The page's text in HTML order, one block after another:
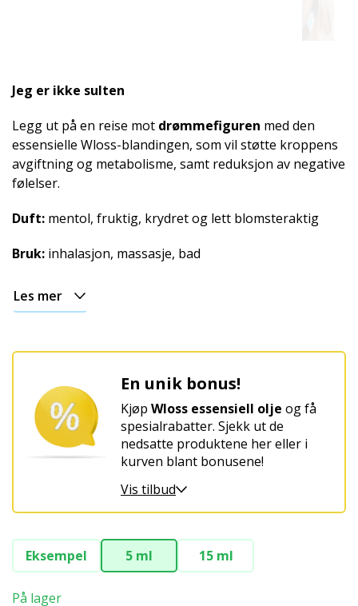
Jeg er ikke sulten
Legg ut på en reise mot drømmefiguren med den
essensielle Wloss-blandingen, som vil støtte kroppens
avgiftning og metabolisme, samt reduksjon av negative
følelser.
Duft: mentol, fruktig, krydret og lett blomsteraktig
Bruk: inhalasjon, massasje, bad
Les mer
En unik bonus!
Kjøp Wloss essensiell olje og få
spesialrabatter. Sjekk ut de
nedsatte produktene her eller i
kurven blant bonusene!
Vis tilbud
Eksempel 5 ml 15 ml
På lager